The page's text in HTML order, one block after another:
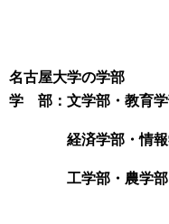
名古屋大学の学部
学 部：文学部・教育学
経済学部・情報学
工学部・農学部